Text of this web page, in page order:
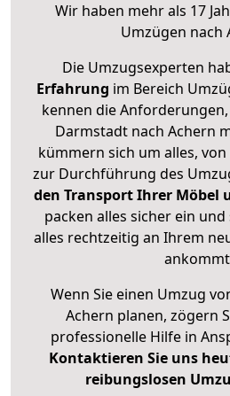
Wir haben mehr als 17
Umzügen nach
Die Umzugsexperten
Erfahrung im Bereich
kennen die
Darmstadt nach Achern
kümmern sich um alles,
zur Durchführung des
den Transport Ihrer Möbel
packen alles sicher ein
alles rechtzeitig an Ihrem
Wenn Sie einen Umzug
Achern planen, zögern
professionelle Hilfe in
Kontaktieren Sie uns
reibungslosen